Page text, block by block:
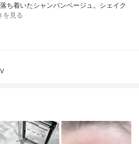
ち着いたシャンパンベージュ。シェイク
を見る